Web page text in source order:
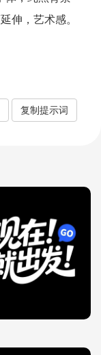
伸，艺术感。
复制提示词